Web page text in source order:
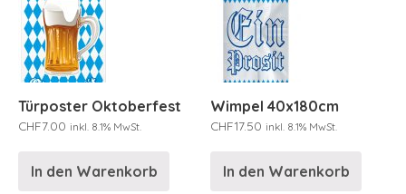
Türposter Oktoberfest
CHF7.00 inkl. 8.1% MwSt.
In den Warenkorb
Wimpel 40x180cm
CHF17.50 inkl. 8.1% MwSt.
In den Warenkorb